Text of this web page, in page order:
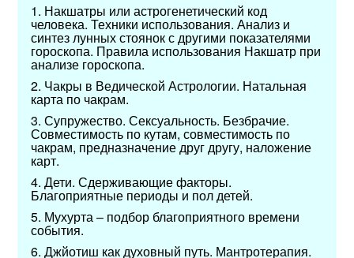
1.​ Накшатры или астрогенетический код
человека. Техники использования. Анализ и
синтез лунных стоянок с другими показателями
гороскопа. Правила использования Накшатр при
анализе гороскопа.
2.​ Чакры в Ведической Астрологии. Натальная
карта по чакрам.
3.​ Супружество. Сексуальность. Безбрачие.
Совместимость по кутам, совместимость по
чакрам, предназначение друг другу, наложение
карт.
4.​ Дети. Сдерживающие факторы.
Благоприятные периоды и пол детей.
5.​ Мухурта– подбор благоприятного времени
события.
6.​ Джйотиш как духовный путь. Мантротерапия.